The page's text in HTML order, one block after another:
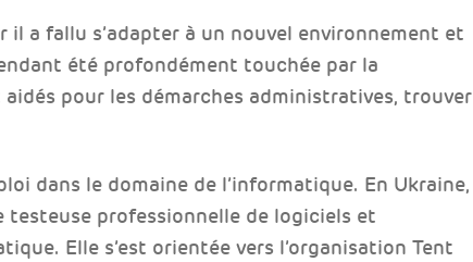
a fallu s’adapter à un nouvel environnement et
été profondément touchée par la
pour les démarches administratives, trouver
dans le domaine de l’informatique. En Ukraine,
testeuse professionnelle de logiciels et
Elle s’est orientée vers l’organisation Tent